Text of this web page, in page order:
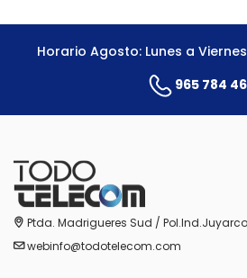
Horario Agosto: Lunes a
965 784
Ptda. Madrigueres Sud /
webinfo@todotelecom.com